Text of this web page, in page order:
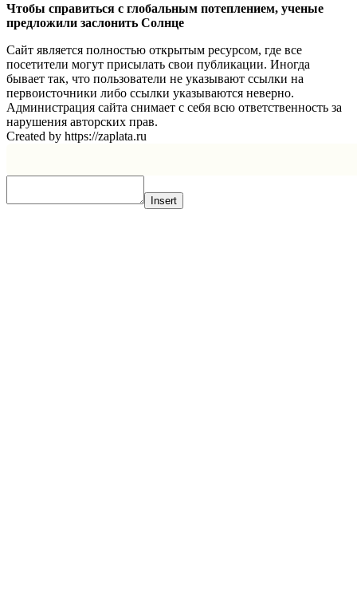
Чтобы справиться с глобальным потеплением, ученые
предложили заслонить Солнце
Сайт является полностью открытым ресурсом, где все
посетители могут присылать свои публикации. Иногда
бывает так, что пользователи не указывают ссылки на
первоисточники либо ссылки указываются неверно.
Администрация сайта снимает с себя всю ответственность за
нарушения авторских прав.
Created by https://zaplata.ru
Insert